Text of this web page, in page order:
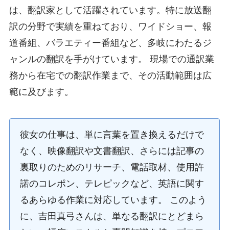
は、翻訳家として活躍されています。特に放送翻
訳の分野で実績を重ねており、ワイドショー、報
道番組、バラエティー番組など、多岐にわたるジ
ャンルの翻訳を手がけています。 現場での通訳業
務から在宅での翻訳作業まで、その活動範囲は広
範に及びます。
彼女の仕事は、単に言葉を置き換えるだけで
なく、映像翻訳や文書翻訳、さらには記事の
裏取りのためのリサーチ、電話取材、使用許
諾のコレポン、テレピックなど、英語に関す
るあらゆる作業に対応しています。 このよう
に、吉田真弓さんは、単なる翻訳にとどまら